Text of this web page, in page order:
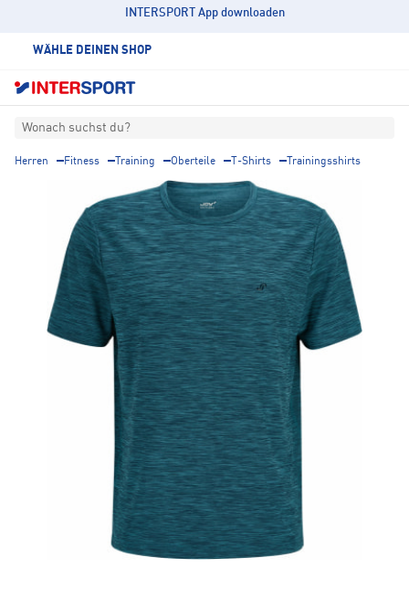
INTERSPORT App downloaden
WÄHLE DEINEN SHOP
Wonach suchst du?
Herren Fitness Training Oberteile T-Shirts Trainingsshirts